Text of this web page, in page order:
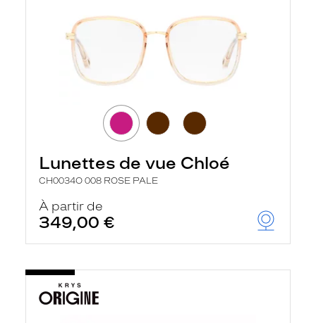
Lunettes de vue Chloé
CH0034O 008 ROSE PALE
À partir de
349,00 €